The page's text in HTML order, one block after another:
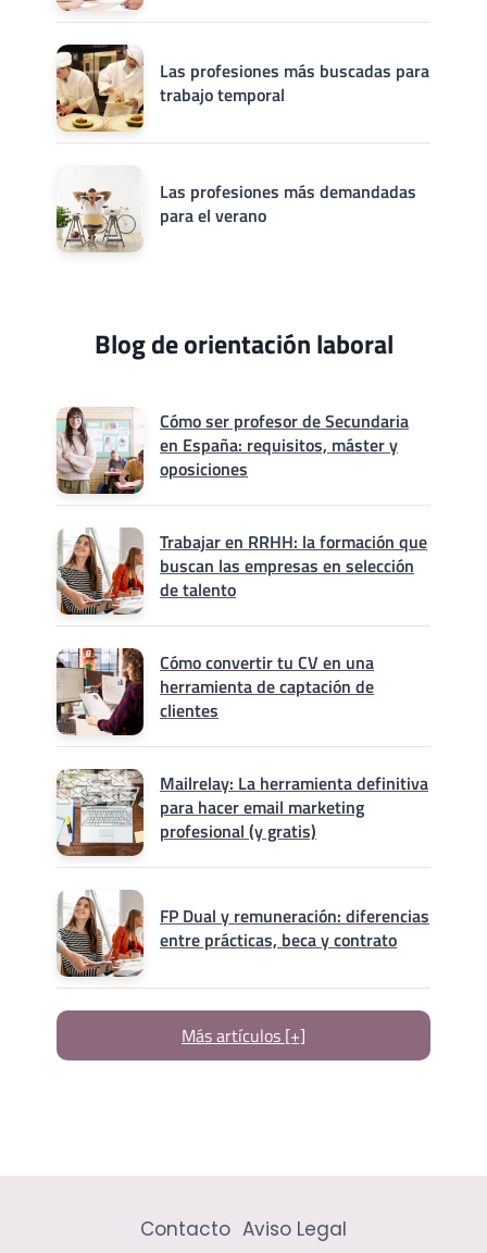
Las profesiones más buscadas para
trabajo temporal
Las profesiones más demandadas
para el verano
Blog de orientación laboral
Cómo ser profesor de Secundaria
en España: requisitos, máster y
oposiciones
Trabajar en RRHH: la formación que
buscan las empresas en selección
de talento
Cómo convertir tu CV en una
herramienta de captación de
clientes
Mailrelay: La herramienta definitiva
para hacer email marketing
profesional (y gratis)
FP Dual y remuneración: diferencias
entre prácticas, beca y contrato
Más artículos [+]
Contacto Aviso Legal